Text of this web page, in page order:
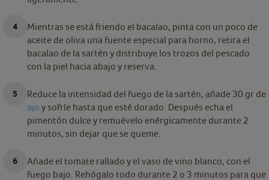
Mientras se está friendo el bacalao, pinta con un poco de
aceite de oliva una fuente especial para horno, retira el
bacalao de la sartén y distribuye los trozos del pescado
con la piel hacia abajo y reserva.
Reduce la intensidad del fuego de la sartén, añade 30 gr de
ajo y sofríe hasta que esté dorado. Después echa el
pimentón dulce y remuévelo enérgicamente durante 2
minutos, sin dejar que se queme.
Añade el tomate rallado y el vaso de vino blanco, con el
fuego bajo. Rehógalo todo durante 2 o 3 minutos para que